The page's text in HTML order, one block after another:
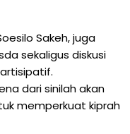
Sakeh, juga
sekaligus diskusi
dari sinilah akan
memperkuat kiprah